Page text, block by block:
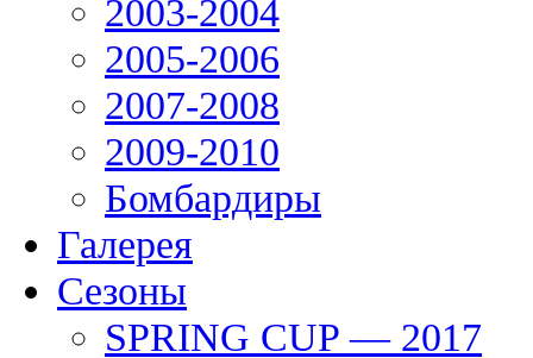
2003-2004
2005-2006
2007-2008
2009-2010
Бомбардиры
Галерея
Сезоны
SPRING CUP — 2017